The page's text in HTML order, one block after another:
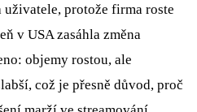
protože firma roste
v USA zasáhla změna
objemy rostou, ale
což je přesně důvod, proč